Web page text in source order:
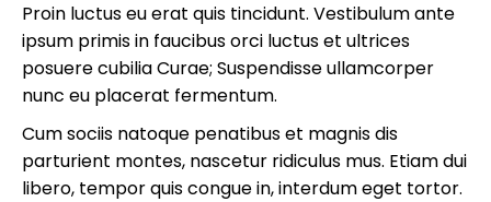
Proin luctus eu erat quis tincidunt. Vestibulum ante
ipsum primis in faucibus orci luctus et ultrices
posuere cubilia Curae; Suspendisse ullamcorper
nunc eu placerat fermentum.
Cum sociis natoque penatibus et magnis dis
parturient montes, nascetur ridiculus mus. Etiam dui
libero, tempor quis congue in, interdum eget tortor.